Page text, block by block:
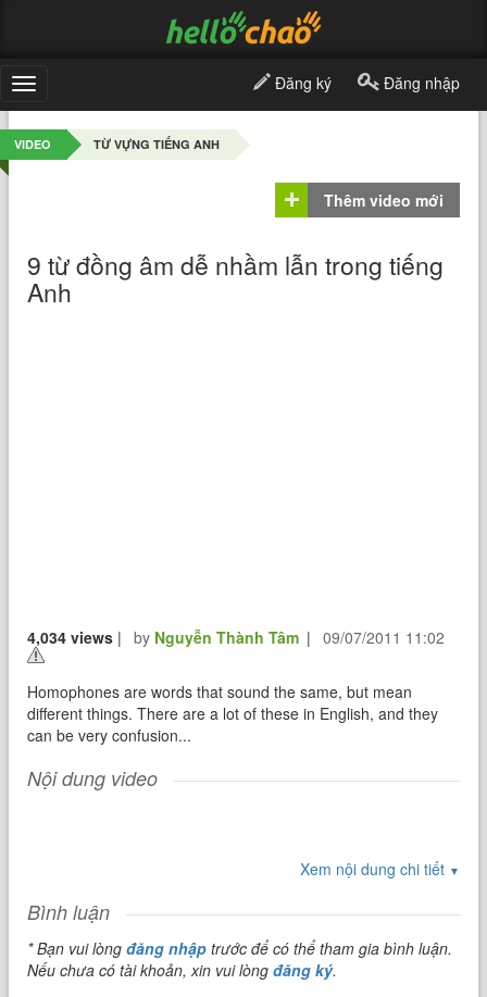
Toggle
navigation
Đăng ký Đăng nhập
VIDEO TỪ VỰNG TIẾNG ANH
Thêm video mới
9 từ đồng âm dễ nhầm lẫn trong tiếng
Anh
4,034 views | by Nguyễn Thành Tâm | 09/07/2011 11:02
Homophones are words that sound the same, but mean
different things. There are a lot of these in English, and they
can be very confusion...
Nội dung video
Xem nội dung chi tiết ▼
Bình luận
* Bạn vui lòngđăng nhập trước để có thể tham gia bình luận.
Nếu chưa có tài khoản, xin vui lòngđăng ký.